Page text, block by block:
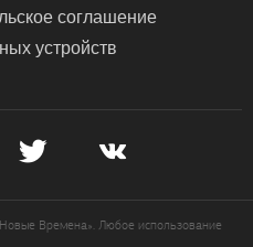
соглашение
устройств
Времена». Любое использование